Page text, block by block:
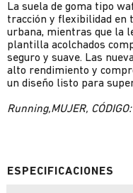
La suela de goma tipo
tracción y flexibilidad en
urbana, mientras que la
plantilla acolchados
seguro y suave. Las
alto rendimiento y
un diseño listo para
Running,MUJER,